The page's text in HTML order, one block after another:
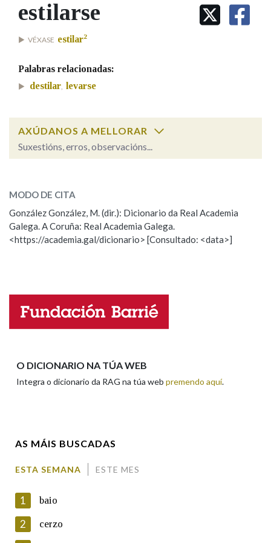
IDENTIDADE CORPORATIVA
MARCIAL DEL ADALID
FIGURAS HOMENAXEADAS
Facebook
TwitterYoutubeInstagram
Bluesky
BUSCAR NOS LEMAS
Comeza por
Remata por
Contén
Nas definicións
Na fraseoloxía
OUTRAS OPCIÓNS DE BUSCA
Marcas gramaticais
estilarse
VÉXASE estilar2
Palabras relacionadas:
destilar, levarse
AXÚDANOS A MELLORAR
Suxestións, erros, observacións...
ESCOLLE UNHA OPCIÓN:
Observación Hai un erro na palabra
Propoño mellorar a definición
Nome
MODO DE CITA
González González, M. (dir.): Dicionario da Real Academia
Galega. A Coruña: Real Academia Galega.
<https://academia.gal/dicionario> [Consultado: <data>]
O DICIONARIO NA TÚA WEB
Integra o dicionario da RAG na túa web premendo aquí.
AS MÁIS BUSCADAS
ESTA SEMANA ESTE MES
1 baio
2 cerzo